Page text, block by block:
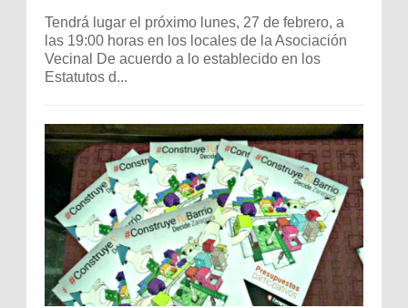
Tendrá lugar el próximo lunes, 27 de febrero, a
las 19:00 horas en los locales de la Asociación
Vecinal De acuerdo a lo establecido en los
Estatutos d...